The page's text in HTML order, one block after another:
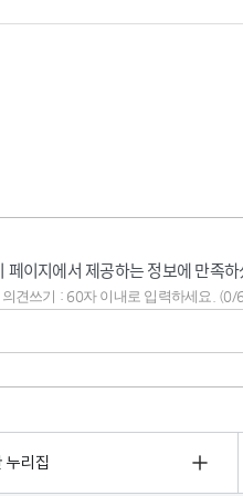
페이지에서 제공하는 정보에 만족
견쓰기 : 60자 이내로 입력하세요. (0/
누리집